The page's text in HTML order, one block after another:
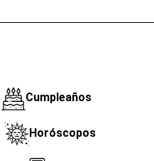
Cumpleaños
Horóscopos